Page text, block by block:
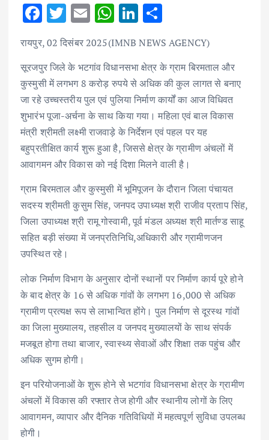
F
ac
e
b
o
o
k
T
w
it
te
r
E
m
ai
l
W
at
s
A
p
p
Li
k
e
dI
n
ar
e
रायपुर, 02 दिसंबर 2025(IMNB NEWS AGENCY)
सूरजपुर जिले के भटगांव विधानसभा क्षेत्र के ग्राम बिरमताल और
कुस्मुसी में लगभग 8 करोड़ रुपये से अधिक की कुल लागत से बनाए
जा रहे उच्चस्तरीय पुल एवं पुलिया निर्माण कार्यों का आज विधिवत
शुभारंभ पूजा-अर्चना के साथ किया गया। महिला एवं बाल विकास
मंत्री श्रीमती लक्ष्मी राजवाड़े के निर्देशन एवं पहल पर यह
बहुप्रतीक्षित कार्य शुरू हुआ है, जिससे क्षेत्र के ग्रामीण अंचलों में
आवागमन और विकास को नई दिशा मिलने वाली है।
ग्राम बिरमताल और कुस्मुसी में भूमिपूजन के दौरान जिला पंचायत
सदस्य श्रीमती कुसुम सिंह, जनपद उपाध्यक्ष श्री राजीव प्रताप सिंह,
जिला उपाध्यक्ष श्री रामू गोस्वामी, पूर्व मंडल अध्यक्ष श्री मार्तण्ड साहू
सहित बड़ी संख्या में जनप्रतिनिधि,अधिकारी और ग्रामीणजन
उपस्थित रहे।
लोक निर्माण विभाग के अनुसार दोनों स्थानों पर निर्माण कार्य पूरे होने
के बाद क्षेत्र के 16 से अधिक गांवों के लगभग 16,000 से अधिक
ग्रामीण प्रत्यक्ष रूप से लाभान्वित होंगे। पुल निर्माण से दूरस्थ गांवों
का जिला मुख्यालय, तहसील व जनपद मुख्यालयों के साथ संपर्क
मजबूत होगा तथा बाजार, स्वास्थ्य सेवाओं और शिक्षा तक पहुंच और
अधिक सुगम होगी।
इन परियोजनाओं के शुरू होने से भटगांव विधानसभा क्षेत्र के ग्रामीण
अंचलों में विकास की रफ्तार तेज होगी और स्थानीय लोगों के लिए
आवागमन, व्यापार और दैनिक गतिविधियों में महत्वपूर्ण सुविधा उपलब्ध
होगी।